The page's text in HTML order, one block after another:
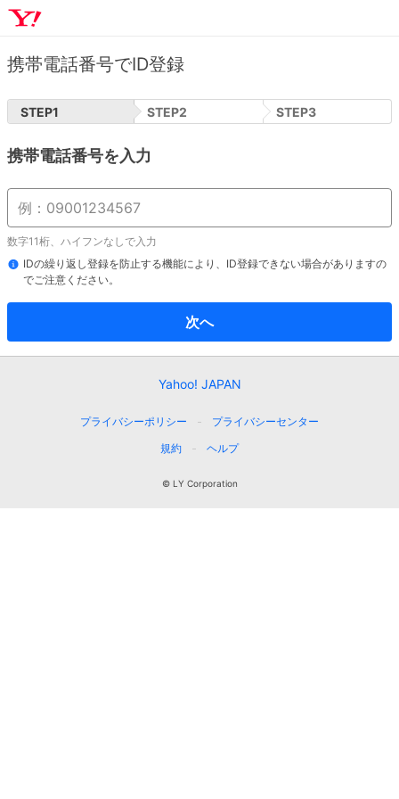
携帯電話番号でID登録
STEP1 STEP2 STEP3
携帯電話番号を入力
数字11桁、ハイフンなしで入力
IDの繰り返し登録を防止する機能により、ID登録できない場合がありますの
でご注意ください。
次へ
Yahoo! JAPAN
プライバシーポリシー
プライバシーセンター
規約
ヘルプ
© LY Corporation